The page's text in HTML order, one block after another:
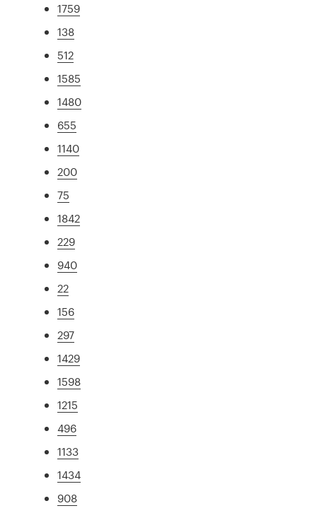
1759
138
512
1585
1480
655
1140
200
75
1842
229
940
22
156
297
1429
1598
1215
496
1133
1434
908